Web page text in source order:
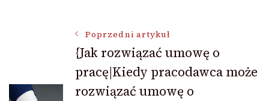
Nawigacja
wpisu
Poprzedni artykuł
{Jak rozwiązać umowę o
pracę|Kiedy pracodawca może
rozwiązać umowę o